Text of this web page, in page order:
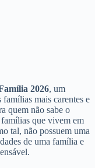
2026, um
mais carentes e
quem não sabe o
que vivem em
tal, não possuem uma
de uma família e